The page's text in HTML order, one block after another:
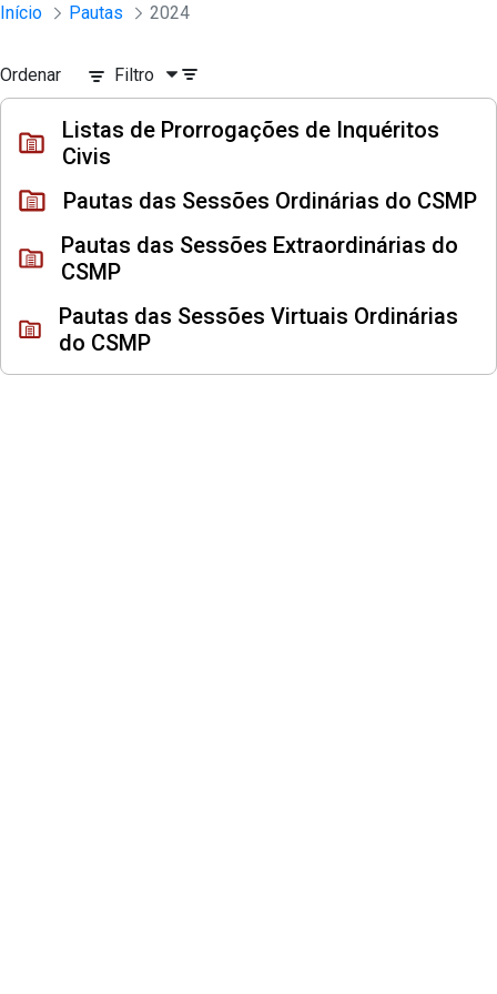
Pular para o Conteúdo principal
Sessões e Reuniões - Documentos
Início Pautas 2024
Ordenar Filtro
Listas de Prorrogações de Inquéritos
Civis
Pautas das Sessões Ordinárias do CSMP
Pautas das Sessões Extraordinárias do
CSMP
Pautas das Sessões Virtuais Ordinárias
do CSMP